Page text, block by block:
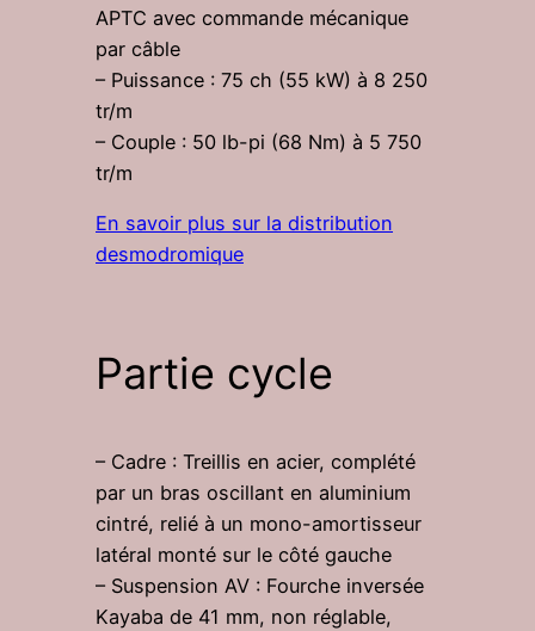
APTC avec commande mécanique
par câble
– Puissance : 75 ch (55 kW) à 8 250
tr/m
– Couple : 50 lb-pi (68 Nm) à 5 750
tr/m
En savoir plus sur la distribution
desmodromique
Partie cycle
– Cadre : Treillis en acier, complété
par un bras oscillant en aluminium
cintré, relié à un mono-amortisseur
latéral monté sur le côté gauche
– Suspension AV : Fourche inversée
Kayaba de 41 mm, non réglable,